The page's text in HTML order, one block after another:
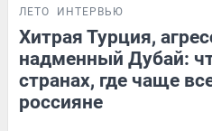
ЛЕТО ИНТЕРВЬЮ
Хитрая Турция,
надменный Дубай:
странах, где чаще
россияне